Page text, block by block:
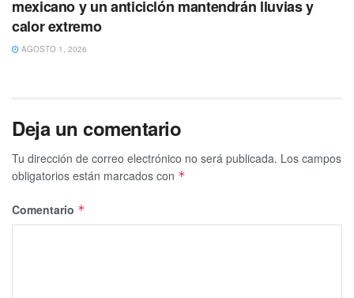
mexicano y un anticiclón mantendrán lluvias y
calor extremo
AGOSTO 1, 2026
Deja un comentario
Tu dirección de correo electrónico no será publicada. Los campos
obligatorios están marcados con *
Comentario *